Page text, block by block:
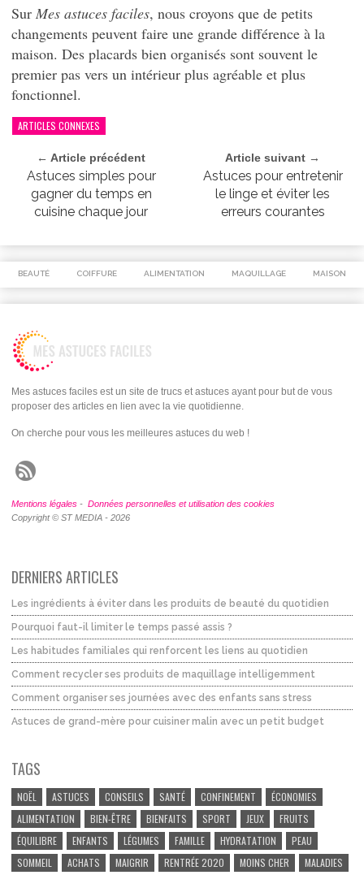
Sur Mes astuces faciles, nous croyons que de petits
changements peuvent faire une grande différence à la
maison. Des placards bien organisés sont souvent le
premier pas vers un intérieur plus agréable et plus
fonctionnel.
ARTICLES CONNEXES
← Article précédent
Astuces simples pour
gagner du temps en
cuisine chaque jour
Article suivant →
Astuces pour entretenir
le linge et éviter les
erreurs courantes
BEAUTÉ COIFFURE ALIMENTATION MAQUILLAGE MAISON
Mes astuces faciles est un site de trucs et astuces ayant pour but de vous
proposer des articles en lien avec la vie quotidienne.
On cherche pour vous les meilleures astuces du web !
Mentions légales - Données personnelles et utilisation des cookies
Copyright © ST MEDIA - 2026
DERNIERS ARTICLES
Les ingrédients à éviter dans les produits de beauté du quotidien
Pourquoi faut-il limiter le temps passé assis ?
Les habitudes familiales qui renforcent les liens au quotidien
Comment recycler ses produits de maquillage intelligemment
Comment organiser ses journées avec des enfants sans stress
Astuces de grand-mère pour cuisiner malin avec un petit budget
TAGS
NOËL ASTUCES CONSEILS SANTÉ CONFINEMENT
ÉCONOMIES
ALIMENTATION
BIEN-ÊTRE BIENFAITS SPORT JEUX
FRUITS
ÉQUILIBRE
ENFANTS LÉGUMES FAMILLE HYDRATATION
PEAU
SOMMEIL
ACHATS MAIGRIR RENTRÉE 2020 MOINS CHER MALADIES